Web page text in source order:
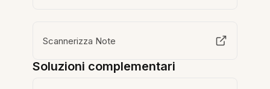
Scannerizza Note
Soluzioni complementari